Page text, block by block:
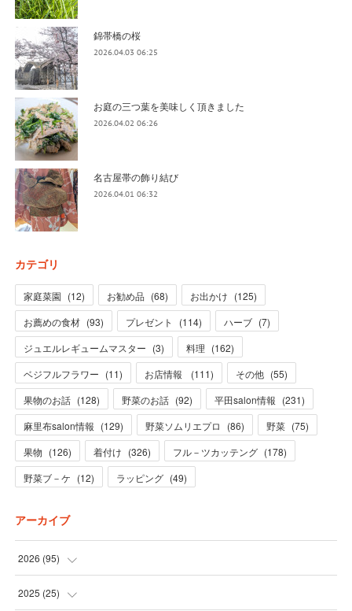
錦帯橋の桜
2026.04.03 06:25
お庭の三つ葉を美味しく頂きました
2026.04.02 06:26
名古屋帯の飾り結び
2026.04.01 06:32
カテゴリ
家庭菜園 (12) お勧め品 (68) お出かけ (125)
お薦めの食材 (93) プレゼント (114) ハーブ (7)
ジュエルレギュームマスター (3) 料理 (162)
ベジフルフラワー (11) お店情報 (111) その他 (55)
果物のお話 (128) 野菜のお話 (92) 平田salon情報 (231)
麻里布salon情報 (129) 野菜ソムリエプロ (86) 野菜 (75)
果物 (126) 着付け (326) フル－ツカッテング (178)
野菜ブ－ケ (12) ラッピング (49)
アーカイブ
2026 (95)
(5
2025 (25)